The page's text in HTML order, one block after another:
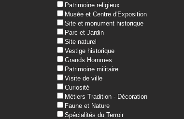
Patrimoine religieux
Musée et Centre d'Exposition
Site et monument historique
Parc et Jardin
Site naturel
Vestige historique
Grands Hommes
Patrimoine militaire
Visite de ville
Curiosité
Métiers Tradition - Décoration
Faune et Nature
Spécialités du Terroir